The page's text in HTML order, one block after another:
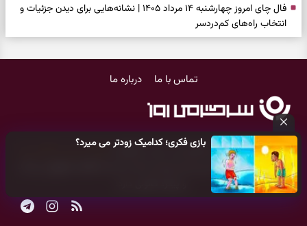
بازی فکری؛ کدامیک زودتر می میرد؟
فال چای امروز چهارشنبه ۱۴ مرداد ۱۴۰۵ | نشانه‌هایی برای دیدن جزئیات و
انتخاب راه‌های کم‌دردسر
انتخاب چیزی که ارزش ماندن دارد
فرصت دارید
کوچک و حفظ مسیرهای ارزشمند
طرز تهیه لوبیا پلو مجلسی با گوشت چرخ‌کرده | دانه‌دانه، خوش‌عطر و
تماس با ما درباره ما
کلیه حقوق مادی و معنوی این سایت متعلق بهپایگاه خبری سرگرمی روز
می‌باشد و هر گونه کپی‌برداری توسط دیگر سایت‌ها